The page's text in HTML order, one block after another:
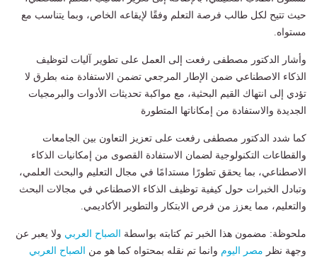
حيث تتيح لكل طالب فرصة التعلم وفقًا لإيقاعه الخاص، وبما يتناسب مع
مستواه.
وأشار الدكتور مصطفى رفعت إلى العمل على تطوير آليات لتوظيف
الذكاء الاصطناعي ضمن الإطار المرجعي تضمن الاستفادة منه بطرق لا
تؤدي إلى انتهاك القيم البحثية، مع مواكبة تحديثات الأدوات والبرمجيات
الجديدة والاستفادة من إمكاناتها المتطورة
كما شدد الدكتور مصطفى رفعت على تعزيز التعاون بين الجامعات
والقطاعات التكنولوجية لضمان الاستفادة القصوى من إمكانيات الذكاء
الاصطناعي، بما يحقق تطورًا مستدامًا في مجال التعليم والبحث العلمي،
وتبادل الخبرات حول كيفية توظيف الذكاء الاصطناعي في مجالات البحث
والتعليم، مما يعزز من فرص الابتكار والتطوير الأكاديمي.
ملحوظة: مضمون هذا الخبر تم كتابته بواسطة الصباح العربي ولا يعبر عن
وجهة نظر مصر اليوم وانما تم نقله بمحتواه كما هو من
الصباح العربي